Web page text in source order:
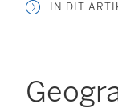
IN DIT